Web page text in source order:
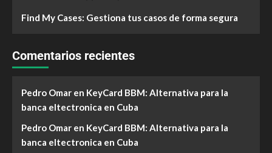
Find My Cases: Gestiona tus casos de forma segura
Comentarios recientes
Pedro Omar en KeyCard BBM: Alternativa para la
banca eltectronica en Cuba
Pedro Omar en KeyCard BBM: Alternativa para la
banca eltectronica en Cuba